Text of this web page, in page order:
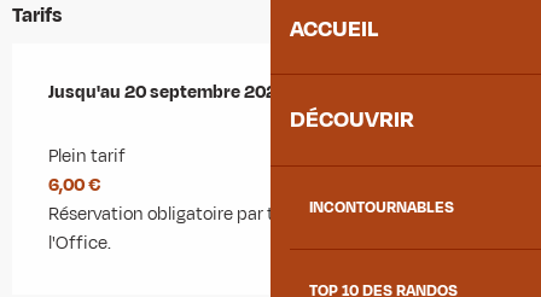
ACCUEIL
DÉCOUVRIR
INCONTOURNABLES
TOP 10 DES RANDOS
Tarifs
Du2 juillet 2026au20 septembre 2026
Jusqu'au20 septembre 2026
Plein tarif
6,00 €
Réservation obligatoire par téléphone ou sur le site de
l'Office.